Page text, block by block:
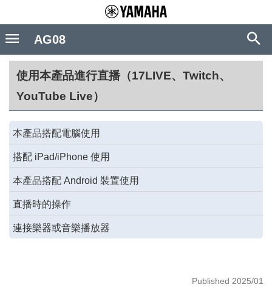
使用本產品進行直播（17LIVE、Twitch、
YouTube Live）
本產品搭配電腦使用
搭配 iPad/iPhone 使用
本產品搭配 Android 裝置使用
直播時的操作
連接樂器或音樂播放器
Published 2025/01
AG08